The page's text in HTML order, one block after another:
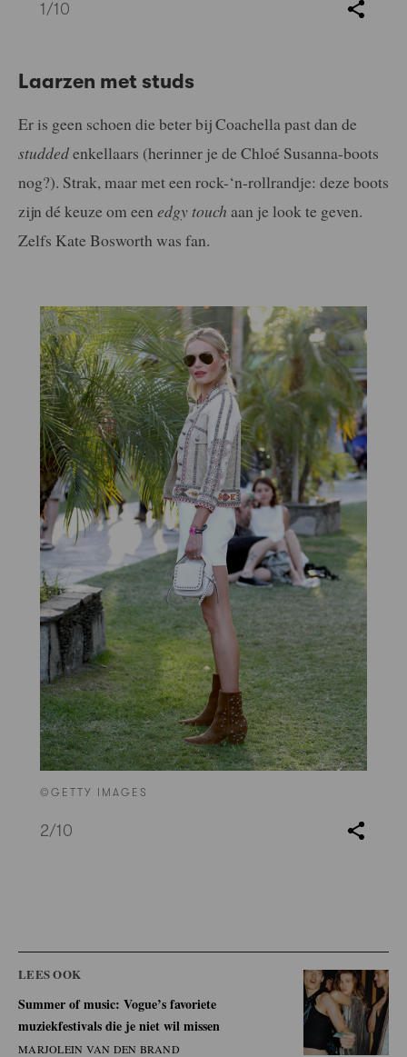
1 /10
Laarzen met studs
Er is geen schoen die beter bij Coachella past dan de
studdedenkellaars (herinner je de Chloé Susanna-boots
nog?). Strak, maar met een rock-‘n-rollrandje: deze boots
zijn dé keuze om een edgy touch aan je look te geven.
Zelfs Kate Bosworth was fan.
©GETTY IMAGES
2/10
LEES OOK
Summer of music: Vogue’s favoriete
muziekfestivals die je niet wil missen
MARJOLEIN VAN DEN BRAND